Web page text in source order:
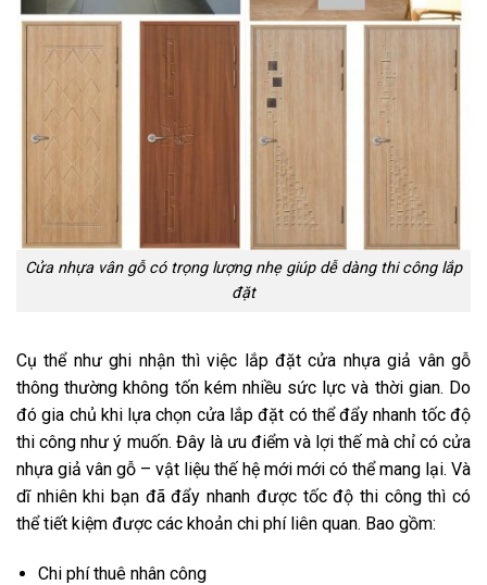
Cửa nhựa vân gỗ có trọng lượng nhẹ giúp dễ dàng thi công lắp
đặt
Cụ thể như ghi nhận thì việc lắp đặt cửa nhựa giả vân gỗ
thông thường không tốn kém nhiều sức lực và thời gian. Do
đó gia chủ khi lựa chọn cửa lắp đặt có thể đẩy nhanh tốc độ
thi công như ý muốn. Đây là ưu điểm và lợi thế mà chỉ có cửa
nhựa giả vân gỗ – vật liệu thế hệ mới mới có thể mang lại. Và
dĩ nhiên khi bạn đã đẩy nhanh được tốc độ thi công thì có
thể tiết kiệm được các khoản chi phí liên quan. Bao gồm:
Chi phí thuê nhân công